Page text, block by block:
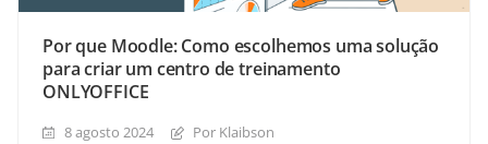
Por que Moodle: Como escolhemos uma solução
para criar um centro de treinamento
ONLYOFFICE
8 agosto 2024 Por Klaibson